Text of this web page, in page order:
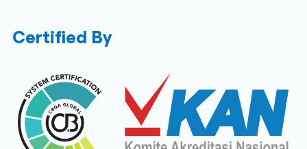
Certified By